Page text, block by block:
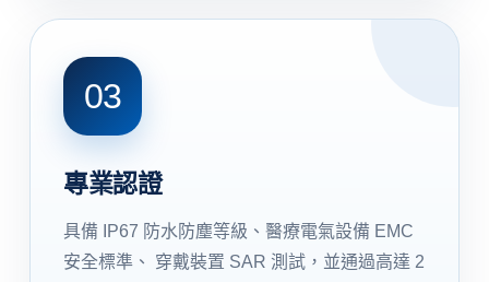
03
專業認證
具備 IP67 防水防塵等級、醫療電氣設備 EMC
安全標準、 穿戴裝置 SAR 測試，並通過高達 2